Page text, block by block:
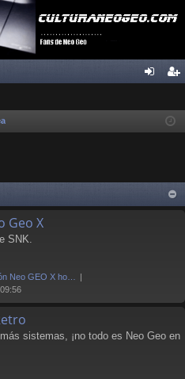
ist
e
Geo X
SNK.
Neo GEO X ho…
sistemas, ¡no todo es Neo Geo en